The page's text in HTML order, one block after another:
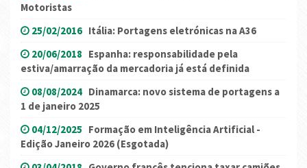
Motoristas
25/02/2016 Itália: Portagens eletrónicas na A36
20/06/2018 Espanha: responsabilidade pela
estiva/amarração da mercadoria já está definida
08/08/2024 Dinamarca: novo sistema de portagens a
1 de janeiro 2025
04/12/2025 Formação em Inteligência Artificial -
Edição Janeiro 2026 (Esgotada)